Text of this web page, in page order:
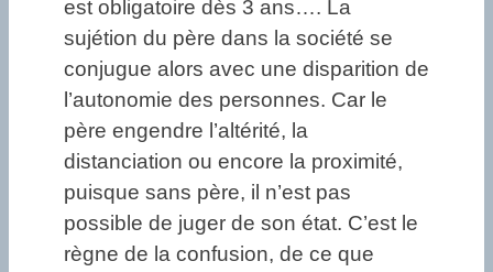
est obligatoire dès 3 ans…. La
sujétion du père dans la société se
conjugue alors avec une disparition de
l’autonomie des personnes. Car le
père engendre l’altérité, la
distanciation ou encore la proximité,
puisque sans père, il n’est pas
possible de juger de son état. C’est le
règne de la confusion, de ce que